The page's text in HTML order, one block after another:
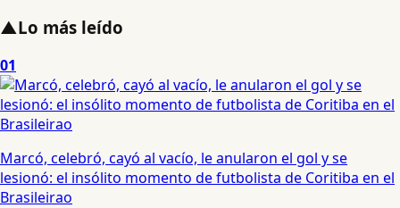
▲Lo más leído
01
Marcó, celebró, cayó al vacío, le anularon el gol y se
lesionó: el insólito momento de futbolista de Coritiba en el
Brasileirao